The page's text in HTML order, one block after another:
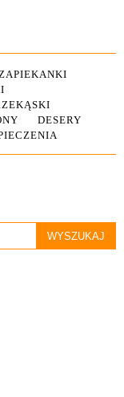
DESERY